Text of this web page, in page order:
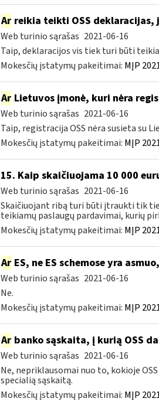
Arreikia teikti OSS deklaracijas,
Web turinio sąrašas 2021-06-16
Taip, deklaracijos vis tiek turi būti
Mokesčių įstatymų pakeitimai: MĮP
ArLietuvos įmonė, kuri nėra
Web turinio sąrašas 2021-06-16
Taip, registracija OSS nėra susieta su
Mokesčių įstatymų pakeitimai: MĮP
15. Kaip skaičiuojama 10 000
Web turinio sąrašas 2021-06-16
Skaičiuojant ribą turi būti įtraukti tik
teikiamų paslaugų pardavimai, kurių
Mokesčių įstatymų pakeitimai: MĮP
ArES, ne ES schemose yra
Web turinio sąrašas 2021-06-16
Ne.
Mokesčių įstatymų pakeitimai: MĮP
Arbanko sąskaita, į kurią OSS
Web turinio sąrašas 2021-06-16
Ne, nepriklausomai nuo to, kokioje
specialią sąskaitą.
Mokesčių įstatymų pakeitimai: MĮP